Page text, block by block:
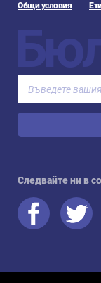
Общи условия
Следвайте ни в